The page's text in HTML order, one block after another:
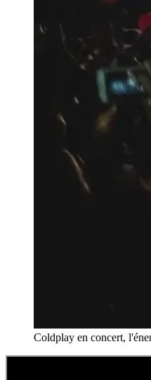
Coldplay en concert,